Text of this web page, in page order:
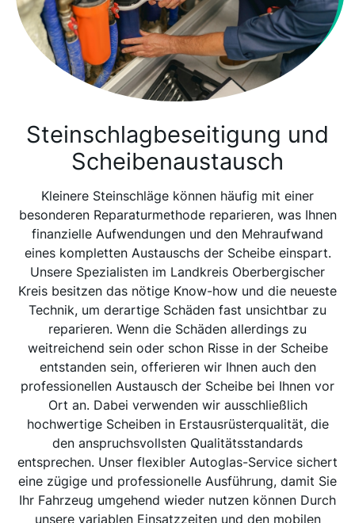
Steinschlagbeseitigung und
Scheibenaustausch
Kleinere Steinschläge können häufig mit einer
besonderen Reparaturmethode reparieren, was Ihnen
finanzielle Aufwendungen und den Mehraufwand
eines kompletten Austauschs der Scheibe einspart.
Unsere Spezialisten im Landkreis Oberbergischer
Kreis besitzen das nötige Know-how und die neueste
Technik, um derartige Schäden fast unsichtbar zu
reparieren. Wenn die Schäden allerdings zu
weitreichend sein oder schon Risse in der Scheibe
entstanden sein, offerieren wir Ihnen auch den
professionellen Austausch der Scheibe bei Ihnen vor
Ort an. Dabei verwenden wir ausschließlich
hochwertige Scheiben in Erstausrüsterqualität, die
den anspruchsvollsten Qualitätsstandards
entsprechen. Unser flexibler Autoglas-Service sichert
eine zügige und professionelle Ausführung, damit Sie
Ihr Fahrzeug umgehend wieder nutzen können Durch
unsere variablen Einsatzzeiten und den mobilen